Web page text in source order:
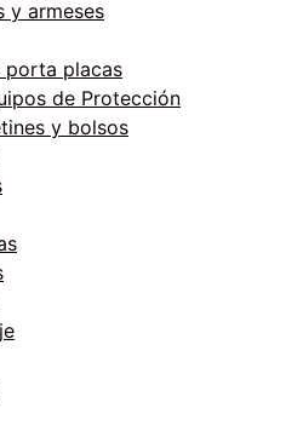
y armeses
porta placas
de Protección
y bolsos